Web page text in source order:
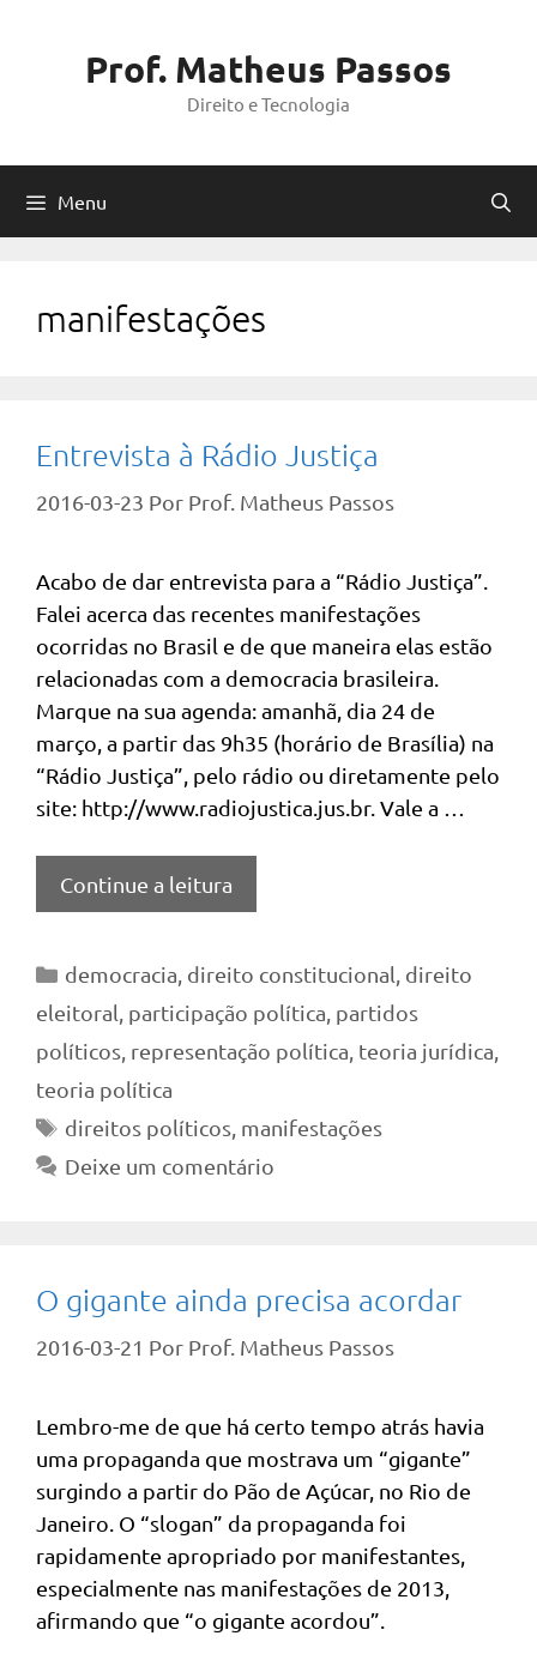
Prof. Matheus Passos
Direito e Tecnologia
Menu
manifestações
Entrevista à Rádio Justiça
2016-03-23 Por Prof. Matheus Passos
Acabo de dar entrevista para a “Rádio Justiça”.
Falei acerca das recentes manifestações
ocorridas no Brasil e de que maneira elas estão
relacionadas com a democracia brasileira.
Marque na sua agenda: amanhã, dia 24 de
março, a partir das 9h35 (horário de Brasília) na
“Rádio Justiça”, pelo rádio ou diretamente pelo
site: http://www.radiojustica.jus.br. Vale a …
Continue a leitura
Categorias
democracia direito constitucional direito
eleitoral participação política partidos
políticos representação política teoria jurídica
teoria política
Tags
direitos políticos, manifestações
Deixe um comentário
O gigante ainda precisa acordar
2016-03-21 Por Prof. Matheus Passos
Lembro-me de que há certo tempo atrás havia
uma propaganda que mostrava um “gigante”
surgindo a partir do Pão de Açúcar, no Rio de
Janeiro. O “slogan” da propaganda foi
rapidamente apropriado por manifestantes,
especialmente nas manifestações de 2013,
afirmando que “o gigante acordou”.